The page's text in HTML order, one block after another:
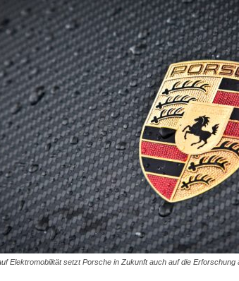
Elektromobilität setzt Porsche in Zukunft auch auf die Erforschung